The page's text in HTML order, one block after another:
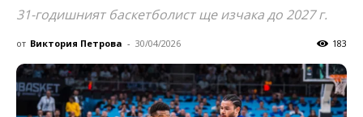
31-годишният баскетболист ще изчака до 2027 г.
от Виктория Петрова - 30/04/2026 183